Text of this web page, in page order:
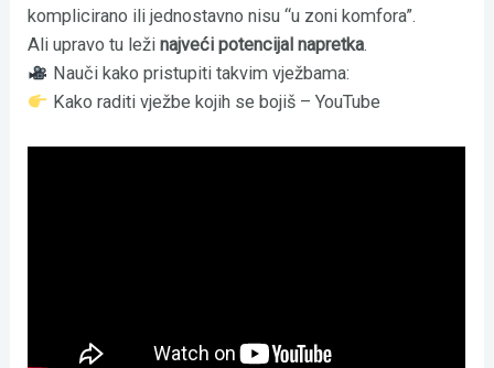
komplicirano ili jednostavno nisu “u zoni komfora”.
Ali upravo tu ležinajveći potencijal napretka.
Nauči kako pristupiti takvim vježbama:
Kako raditi vježbe kojih se bojiš – YouTube